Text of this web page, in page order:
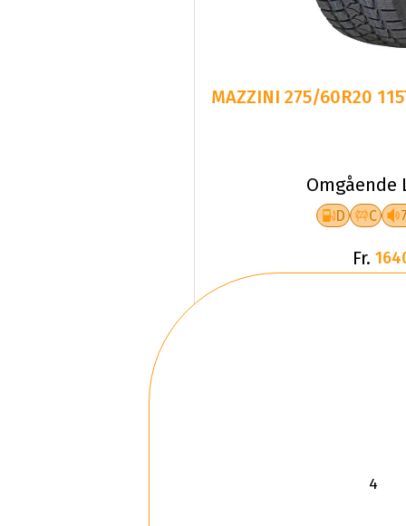
MAZZINI 275/60R20
Omgående
D C
Fr.